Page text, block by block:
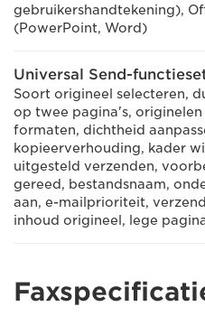
gebruikershandtekening),
(PowerPoint, Word)
Universal Send-
Soort origineel selecteren,
op twee pagina's,
formaten, dichtheid
kopieerverhouding, kader
uitgesteld verzenden,
gereed, bestandsnaam,
aan, e-mailprioriteit,
inhoud origineel, lege